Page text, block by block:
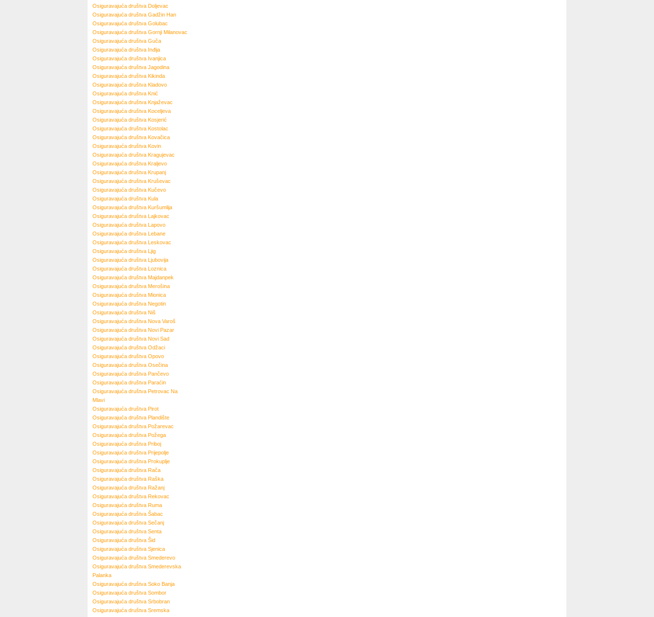
Osiguravajuća društva Doljevac
Osiguravajuća društva Gadžin Han
Osiguravajuća društva Golubac
Osiguravajuća društva Gornji Milanovac
Osiguravajuća društva Guča
Osiguravajuća društva Inđija
Osiguravajuća društva Ivanjica
Osiguravajuća društva Jagodina
Osiguravajuća društva Kikinda
Osiguravajuća društva Kladovo
Osiguravajuća društva Knić
Osiguravajuća društva Knjaževac
Osiguravajuća društva Koceljeva
Osiguravajuća društva Kosjerić
Osiguravajuća društva Kostolac
Osiguravajuća društva Kovačica
Osiguravajuća društva Kovin
Osiguravajuća društva Kragujevac
Osiguravajuća društva Kraljevo
Osiguravajuća društva Krupanj
Osiguravajuća društva Kruševac
Osiguravajuća društva Kučevo
Osiguravajuća društva Kula
Osiguravajuća društva Kuršumlija
Osiguravajuća društva Lajkovac
Osiguravajuća društva Lapovo
Osiguravajuća društva Lebane
Osiguravajuća društva Leskovac
Osiguravajuća društva Ljig
Osiguravajuća društva Ljubovija
Osiguravajuća društva Loznica
Osiguravajuća društva Majdanpek
Osiguravajuća društva Merošina
Osiguravajuća društva Mionica
Osiguravajuća društva Negotin
Osiguravajuća društva Niš
Osiguravajuća društva Nova Varoš
Osiguravajuća društva Novi Pazar
Osiguravajuća društva Novi Sad
Osiguravajuća društva Odžaci
Osiguravajuća društva Opovo
Osiguravajuća društva Osečina
Osiguravajuća društva Pančevo
Osiguravajuća društva Paraćin
Osiguravajuća društva Petrovac Na
Mlavi
Osiguravajuća društva Pirot
Osiguravajuća društva Plandište
Osiguravajuća društva Požarevac
Osiguravajuća društva Požega
Osiguravajuća društva Priboj
Osiguravajuća društva Prijepolje
Osiguravajuća društva Prokuplje
Osiguravajuća društva Rača
Osiguravajuća društva Raška
Osiguravajuća društva Ražanj
Osiguravajuća društva Rekovac
Osiguravajuća društva Ruma
Osiguravajuća društva Šabac
Osiguravajuća društva Sečanj
Osiguravajuća društva Senta
Osiguravajuća društva Šid
Osiguravajuća društva Sjenica
Osiguravajuća društva Smederevo
Osiguravajuća društva Smederevska
Palanka
Osiguravajuća društva Soko Banja
Osiguravajuća društva Sombor
Osiguravajuća društva Srbobran
Osiguravajuća društva Sremska